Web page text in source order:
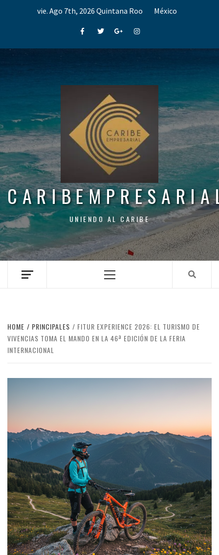
vie. Ago 7th, 2026 Quintana Roo México
FacebookTwitterGoogle+Instagram
UNIENDO AL CARIBE
Menu
HOME PRINCIPALES
FITUR EXPERIENCE 2026: EL TURISMO DE
VIVENCIAS TOMA EL MANDO EN LA 46ª EDICIÓN DE LA FERIA
INTERNACIONAL